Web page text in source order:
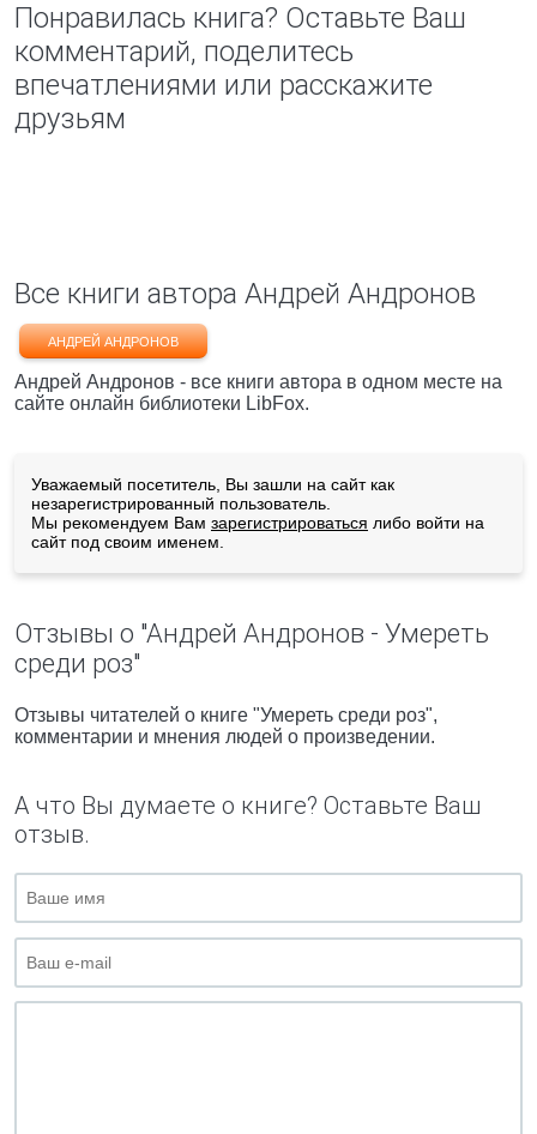
Понравилась книга? Оставьте Ваш
комментарий, поделитесь
впечатлениями или расскажите
друзьям
Все книги автора Андрей Андронов
АНДРЕЙ АНДРОНОВ
Андрей Андронов - все книги автора в одном месте на
сайте онлайн библиотеки LibFox.
Уважаемый посетитель, Вы зашли на сайт как
незарегистрированный пользователь.
Мы рекомендуем Вам зарегистрироваться либо войти на
сайт под своим именем.
Отзывы о "Андрей Андронов - Умереть
среди роз"
Отзывы читателей о книге "Умереть среди роз",
комментарии и мнения людей о произведении.
А что Вы думаете о книге? Оставьте Ваш
отзыв.